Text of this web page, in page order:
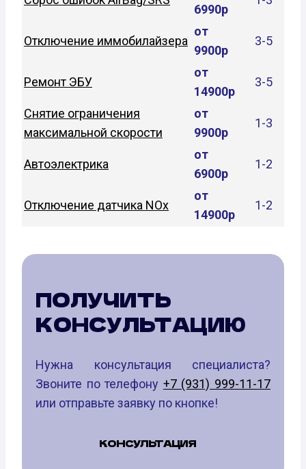
6990р
Отключение иммобилайзера
от
9900р
3-5
Ремонт ЭБУ
от
14900р
3-5
Снятие ограничения
максимальной скорости
от
9900р
1-3
Автоэлектрика
от
6900р
1-2
Отключение датчика NOx
от
14900р
1-2
ПОЛУЧИТЬ
КОНСУЛЬТАЦИЮ
Нужна консультация специалиста?
Звоните по телефону +7 (931) 999-11-17
или отправьте заявку по кнопке!
КОНСУЛЬТАЦИЯ